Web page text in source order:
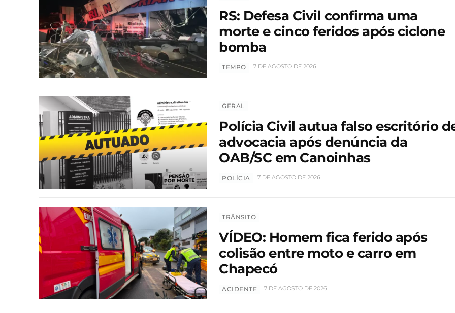
RS: Defesa Civil confirma uma
morte e cinco feridos após ciclone
bomba
TEMPO 7 DE AGOSTO DE 2026
GERAL
Polícia Civil autua falso escritório
advocacia após denúncia da
OAB/SC em Canoinhas
POLÍCIA 7 DE AGOSTO DE 2026
TRÂNSITO
VÍDEO: Homem fica ferido após
colisão entre moto e carro em
Chapecó
ACIDENTE 7 DE AGOSTO DE 2026